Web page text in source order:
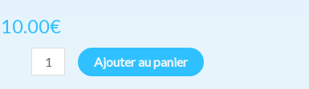
10.00€
Cristal
Ajouter au panier